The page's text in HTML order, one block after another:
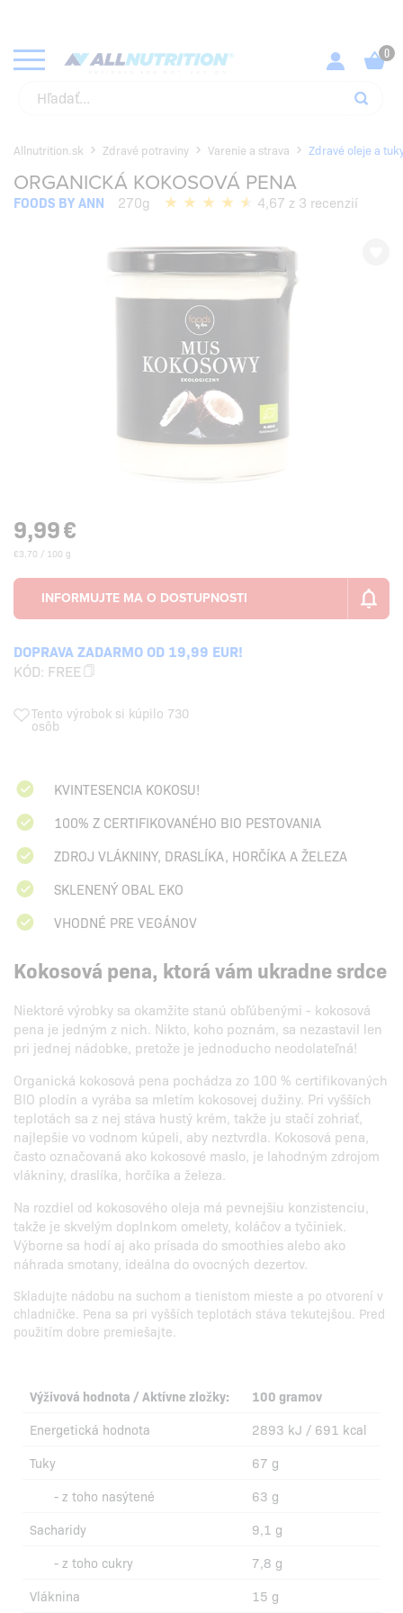
Allnutrition.sk Zdravé potraviny Varenie a strava Zdravé oleje a
ORGANICKÁ KOKOSOVÁ PENA
FOODS BY ANN 270g 4,67 z 3 recenzií
9,99€
€3,70 / 100 g
DOPRAVA ZADARMO OD 19,99 EUR!
KÓD: FREE
Tento výrobok si kúpilo 730
osôb
KVINTESENCIA KOKOSU!
100% Z CERTIFIKOVANÉHO BIO PESTOVANIA
ZDROJ VLÁKNINY, DRASLÍKA, HORČÍKA A ŽELEZA
SKLENENÝ OBAL EKO
VHODNÉ PRE VEGÁNOV
Kokosová pena, ktorá vám ukradne srdce
Niektoré výrobky sa okamžite stanú obľúbenými - kokosová
pena je jedným z nich. Nikto, koho poznám, sa nezastavil len
pri jednej nádobke, pretože je jednoducho neodolateľná!
Organická kokosová pena pochádza zo 100 % certifikovaných
BIO plodín a vyrába sa mletím kokosovej dužiny. Pri vyšších
teplotách sa z nej stáva hustý krém, takže ju stačí zohriať,
najlepšie vo vodnom kúpeli, aby neztvrdla. Kokosová pena,
často označovaná ako kokosové maslo, je lahodným zdrojom
vlákniny, draslíka, horčíka a železa.
Na rozdiel od kokosového oleja má pevnejšiu konzistenciu,
takže je skvelým doplnkom omelety, koláčov a tyčiniek.
Výborne sa hodí aj ako prísada do smoothies alebo ako
náhrada smotany, ideálna do ovocných dezertov.
Skladujte nádobu na suchom a tienistom mieste a po otvorení v
chladničke. Pena sa pri vyšších teplotách stáva tekutejšou. Pred
použitím dobre premiešajte.
Výživová hodnota / Aktívne zložky:
100 gramov
Energetická hodnota
2893 kJ / 691 kcal
Tuky
67 g
- z toho nasýtené
63 g
Sacharidy
9,1 g
- z toho cukry
7,8 g
Vláknina
15 g